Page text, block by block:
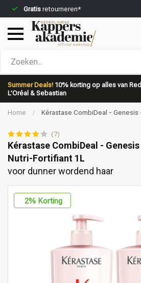
Gratis retourneren*
Summer Deals! 10% korting op alles van
L’Oréal & Sebastian
Welke categorie ben jij naar op
Merken
Home /
Kérastase CombiDeal - Genesis
(7)
Kérastase CombiDeal -
Nutri-Fortifiant 1L
voor dunner wordend haar
2% Korting